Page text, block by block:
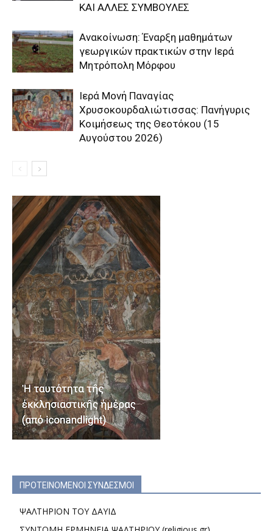
ΚΑΙ ΑΛΛΕΣ ΣΥΜΒΟΥΛΕΣ
Ανακοίνωση: Έναρξη μαθημάτων
γεωργικών πρακτικών στην Ιερά
Μητρόπολη Μόρφου
Ιερά Μονή Παναγίας
Χρυσοκουρδαλιώτισσας: Πανήγυρις
Κοιμήσεως της Θεοτόκου (15
Αυγούστου 2026)
ΠΡΟΤΕΙΝΟΜΕΝΟΙ ΣΥΝΔΕΣΜΟΙ
ΨΑΛΤΗΡΙΟΝ ΤΟΥ ΔΑΥΙΔ